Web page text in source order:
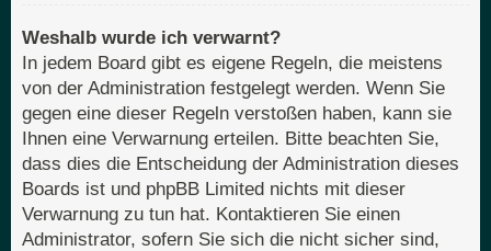
Weshalb wurde ich verwarnt?
In jedem Board gibt es eigene Regeln, die meistens
von der Administration festgelegt werden. Wenn Sie
gegen eine dieser Regeln verstoßen haben, kann sie
Ihnen eine Verwarnung erteilen. Bitte beachten Sie,
dass dies die Entscheidung der Administration dieses
Boards ist und phpBB Limited nichts mit dieser
Verwarnung zu tun hat. Kontaktieren Sie einen
Administrator, sofern Sie sich die nicht sicher sind,